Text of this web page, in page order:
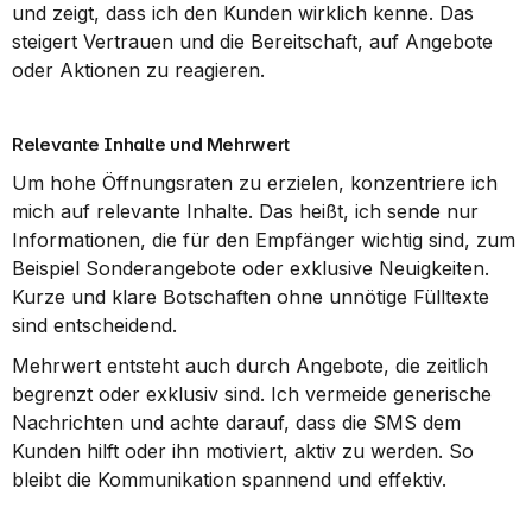
und zeigt, dass ich den Kunden wirklich kenne. Das
steigert Vertrauen und die Bereitschaft, auf Angebote
oder Aktionen zu reagieren.
Relevante Inhalte und Mehrwert
Um hohe Öffnungsraten zu erzielen, konzentriere ich
mich auf relevante Inhalte. Das heißt, ich sende nur
Informationen, die für den Empfänger wichtig sind, zum
Beispiel Sonderangebote oder exklusive Neuigkeiten.
Kurze und klare Botschaften ohne unnötige Fülltexte
sind entscheidend.
Mehrwert entsteht auch durch Angebote, die zeitlich
begrenzt oder exklusiv sind. Ich vermeide generische
Nachrichten und achte darauf, dass die SMS dem
Kunden hilft oder ihn motiviert, aktiv zu werden. So
bleibt die Kommunikation spannend und effektiv.